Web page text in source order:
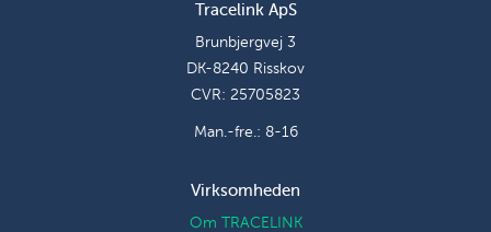
Tracelink ApS
Brunbjergvej 3
DK-8240 Risskov
CVR: 25705823
Man.-fre.: 8-16
Virksomheden
Om TRACELINK